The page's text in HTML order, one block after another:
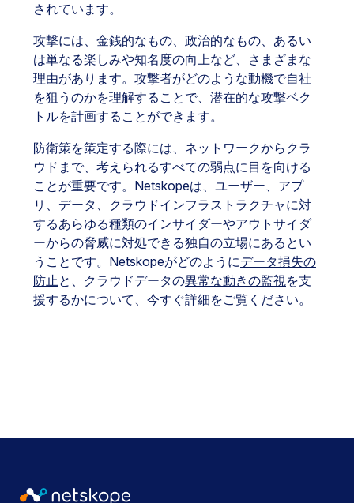
されています。
攻撃には、金銭的なもの、政治的なもの、あるい
は単なる楽しみや知名度の向上など、さまざまな
理由があります。攻撃者がどのような動機で自社
を狙うのかを理解することで、潜在的な攻撃ベク
トルを計画することができます。
防衛策を策定する際には、ネットワークからクラ
ウドまで、考えられるすべての弱点に目を向ける
ことが重要です。Netskopeは、ユーザー、アプ
リ、データ、クラウドインフラストラクチャに対
するあらゆる種類のインサイダーやアウトサイダ
ーからの脅威に対処できる独自の立場にあるとい
うことです。Netskopeがどのようにデータ損失の
防止と、クラウドデータの異常な動きの監視を支
援するかについて、今すぐ詳細をご覧ください。